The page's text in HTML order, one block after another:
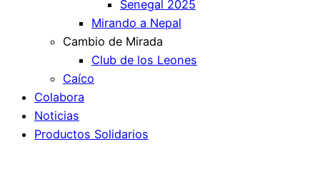
Senegal 2025
Mirando a Nepal
Cambio de Mirada
Club de los Leones
Caíco
Colabora
Noticias
Productos Solidarios